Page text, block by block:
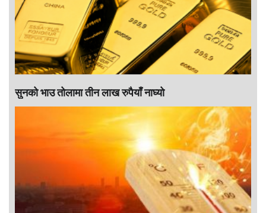
सुनको भाउ तोलामा तीन लाख रुपैयाँ नाघ्यो